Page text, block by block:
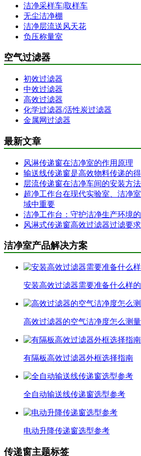
洁净采样车|取样车
无尘洁净棚
洁净层流送风天花
负压称量室
空气过滤器
初效过滤器
中效过滤器
高效过滤器
化学过滤器/活性炭过滤器
金属网过滤器
最新文章
风淋传递窗在洁净室的作用原理
输送线传递窗是高效物料传递的
层流传递窗在洁净车间的安装方
超净工作台在现代实验室、洁净
域中重要
洁净工作台：守护洁净生产环境
风淋式传递窗高效过滤器过滤要求
洁净室产品解决方案
安装高效过滤器需要准备什么样
高效过滤器的空气洁净度怎么测量
有隔板高效过滤器外框选择指南
全自动输送线传递窗选型参考
电动升降传递窗选型参考
传递窗主题标签